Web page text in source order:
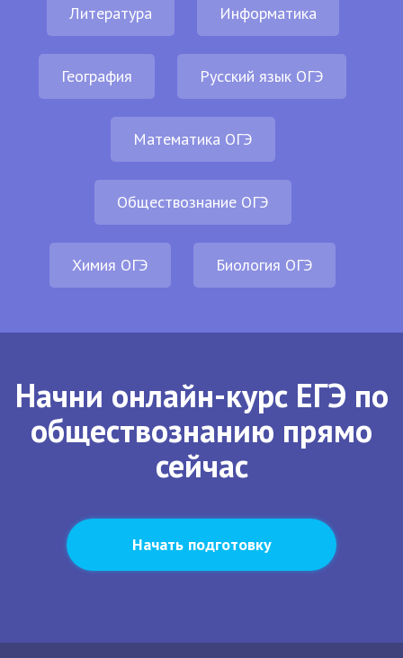
Литература Информатика
География Русский язык ОГЭ
Математика ОГЭ
Обществознание ОГЭ
Химия ОГЭ Биология ОГЭ
Начни онлайн-курс ЕГЭ по
обществознанию прямо
сейчас
Начать подготовку